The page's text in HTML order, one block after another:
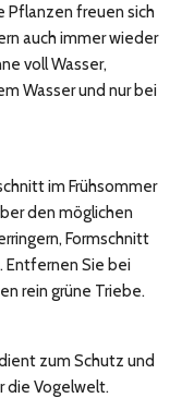
Pflanzen freuen sich
auch immer wieder
voll Wasser,
Wasser und nur bei
im Frühsommer
den möglichen
Formschnitt
Entfernen Sie bei
rein grüne Triebe.
zum Schutz und
die Vogelwelt.